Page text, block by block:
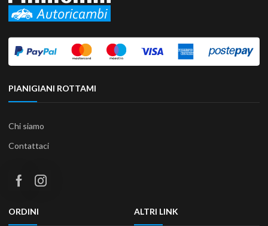
PIANIGIANI ROTTAMI
Chi siamo
Contattaci
ORDINI ALTRI LINK